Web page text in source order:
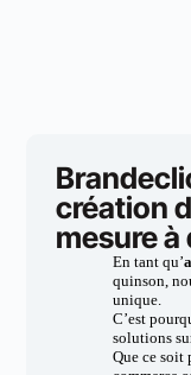
création
mesure
En tant qu’
quinson,
unique.
C’est
solutions
Que ce soit